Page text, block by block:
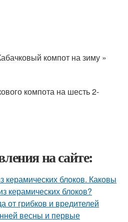
компот на зиму »
компота на шесть 2-
на сайте:
керамических блоков. Каковы
керамических блоков?
от грибков и вредителей
весны и первые